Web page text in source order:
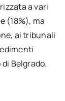
a vari
(18%), ma
ai tribunali
Belgrado.